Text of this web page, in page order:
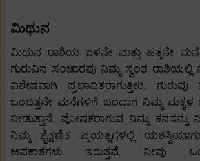
ಮಿಥುನ
ಮಿಥುನ ರಾಶಿಯ ಏಳನೇ ಮತ್ತು ಹತ್ತನೇ
ಗುರುವಿನ ಸಂಚಾರವು ನಿಮ್ಮ ಸ್ವಂತ
ವಿಶೇಷವಾಗಿ ಪ್ರಭಾವಿತರಾಗುತ್ತೀರಿ.
ಒಂಬತ್ತನೇ ಮನೆಗಳಿಗೆ ಬಂದಾಗ ನಿಮ್ಮ ಮಕ್ಕಳ
ನೀಡುತ್ತಾನೆ. ಪೋಷಕರಾಗುವ ನಿಮ್ಮ ಕನಸನ್ನು
ನಿಮ್ಮ ಶೈಕ್ಷಣಿಕ ಪ್ರಯತ್ನಗಳಲ್ಲಿ
ಅವಕಾಶಗಳು ಇರುತ್ತವೆ. ನೀವು